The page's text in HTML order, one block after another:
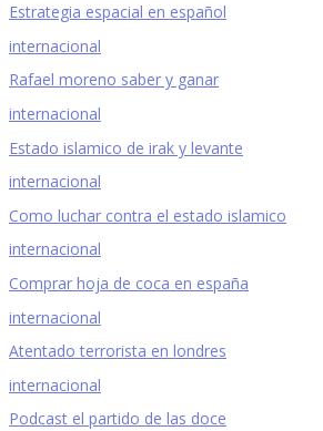
Estrategia espacial en español
internacional
Rafael moreno saber y ganar
internacional
Estado islamico de irak y levante
internacional
Como luchar contra el estado islamico
internacional
Comprar hoja de coca en españa
internacional
Atentado terrorista en londres
internacional
Podcast el partido de las doce